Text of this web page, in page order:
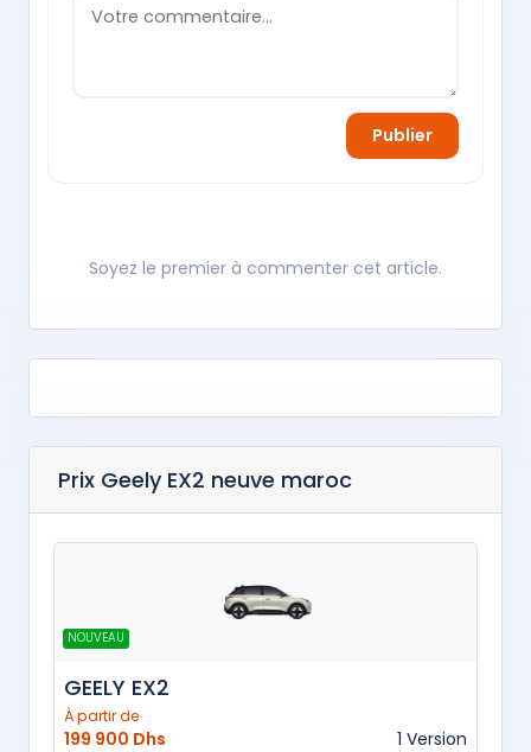
Publier
Soyez le premier à commenter cet article.
Prix Geely EX2 neuve maroc
NOUVEAU
GEELY EX2
À partir de
199 900 Dhs 1 Version